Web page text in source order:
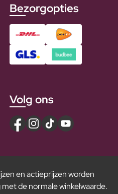
Bezorgopties
Volg ons
en actieprijzen worden
de normale winkelwaarde.